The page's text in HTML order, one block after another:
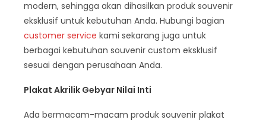
modern, sehingga akan dihasilkan produk souvenir
eksklusif untuk kebutuhan Anda. Hubungi bagian
customer service kami sekarang juga untuk
berbagai kebutuhan souvenir custom eksklusif
sesuai dengan perusahaan Anda.
Plakat Akrilik Gebyar Nilai Inti
Ada bermacam-macam produk souvenir plakat